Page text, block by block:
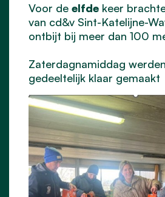
Voor de elfde keer
van cd&v Sint-Katelijne-
ontbijt bij meer dan 100
Zaterdagnamiddag
gedeeltelijk klaar gemaakt